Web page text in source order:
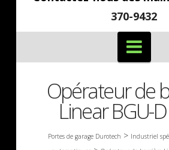
370-9432
Opérateur de
Linear BGU-
Portes de garage Durotech > Industriel